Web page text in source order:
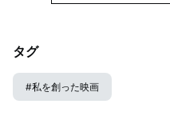
タグ
#私を創った映画